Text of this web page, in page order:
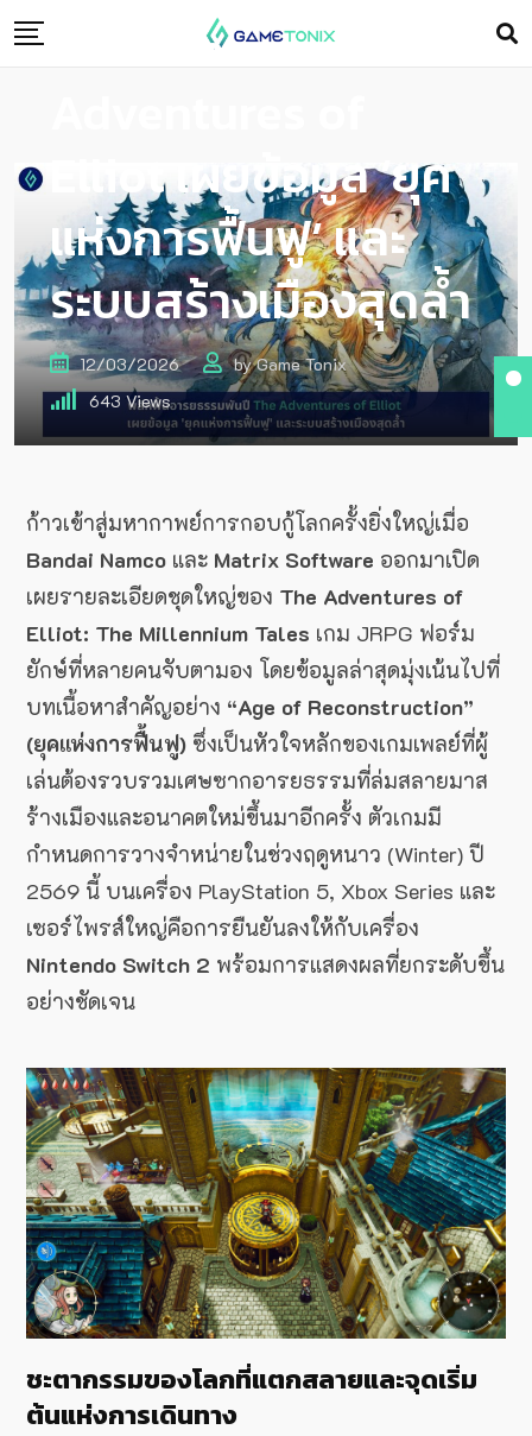
พันปี! The
Elliot เผยข้อมูล ‘ยุค
แห่งการฟื้นฟู’ และ
ระบบสร้างเมืองสุดล้ำ
12/03/2026 byGame Tonix
643 Views
ก้าวเข้าสู่มหากาพย์การกอบกู้โลกครั้งยิ่งใหญ่เมื่อ
Bandai Namco และ Matrix Software ออกมาเปิด
เผยรายละเอียดชุดใหญ่ของ The Adventures of
Elliot: The Millennium Tales เกม JRPG ฟอร์ม
ยักษ์ที่หลายคนจับตามอง โดยข้อมูลล่าสุดมุ่งเน้นไปที่
บทเนื้อหาสำคัญอย่าง “Age of Reconstruction”
(ยุคแห่งการฟื้นฟู) ซึ่งเป็นหัวใจหลักของเกมเพลย์ที่ผู้
เล่นต้องรวบรวมเศษซากอารยธรรมที่ล่มสลายมาส
ร้างเมืองและอนาคตใหม่ขึ้นมาอีกครั้ง ตัวเกมมี
กำหนดการวางจำหน่ายในช่วงฤดูหนาว (Winter) ปี
2569 นี้ บนเครื่อง PlayStation 5, Xbox Series และ
เซอร์ไพรส์ใหญ่คือการยืนยันลงให้กับเครื่อง
Nintendo Switch 2 พร้อมการแสดงผลที่ยกระดับขึ้น
อย่างชัดเจน
ชะตากรรมของโลกที่แตกสลายและจุดเริ่ม
ต้นแห่งการเดินทาง